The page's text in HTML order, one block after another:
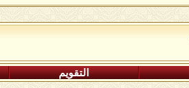
التقويم